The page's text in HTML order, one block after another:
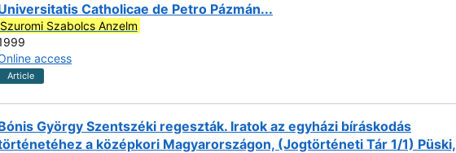
Catholicae de Petro Pázmán...
Szuromi Szabolcs Anzelm
access
Article
György Szentszéki regeszták. Iratok az egyházi bíráskodás
a középkori Magyarországon, (Jogtörténeti Tár 1/1) Püski,